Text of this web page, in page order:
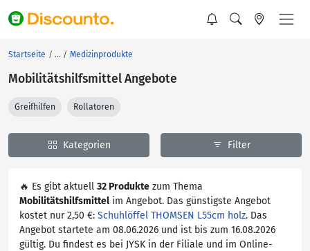
Startseite Medizinprodukte
Mobilitätshilfsmittel Angebote
Greifhilfen Rollatoren
Kategorien Filter
🔥 Es gibt aktuell 32 Produkte zum Thema
Mobilitätshilfsmittel im Angebot. Das günstigste Angebot
kostet nur 2,50 €: Schuhlöffel THOMSEN L55cm holz. Das
Angebot startete am 08.06.2026 und ist bis zum 16.08.2026
gültig. Du findest es bei JYSK in der Filiale und im Online-